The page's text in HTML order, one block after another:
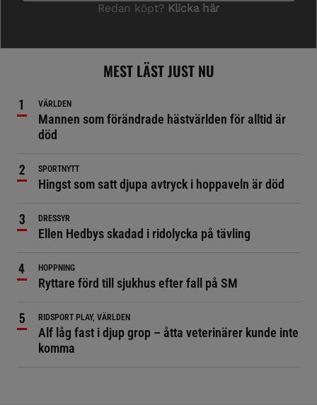
MEST LÄST JUST NU
VÄRLDEN
Mannen som förändrade hästvärlden för alltid är
död
SPORTNYTT
Hingst som satt djupa avtryck i hoppaveln är död
DRESSYR
Ellen Hedbys skadad i ridolycka på tävling
HOPPNING
Ryttare förd till sjukhus efter fall på SM
RIDSPORT PLAY, VÄRLDEN
Alf låg fast i djup grop – åtta veterinärer kunde inte
komma